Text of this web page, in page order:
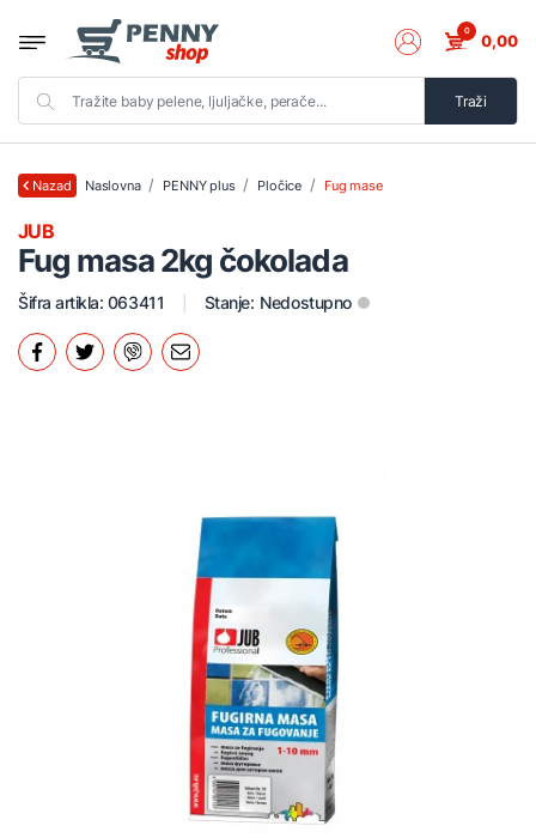
Traži
0 0,00
Nazad Naslovna PENNY plus Pločice Fug mase
Fug masa 2kg čokolada
JUB
Šifra artikla: 063411 Stanje: Nedostupno